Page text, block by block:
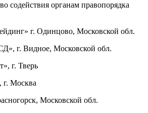
органам правопорядка
г. Одинцово, Московской обл.
г. Видное, Московской обл.
г. Тверь
Москва
Московской обл.